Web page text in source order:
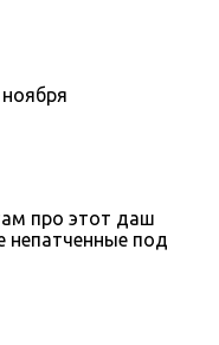
про этот даш
непатченные под